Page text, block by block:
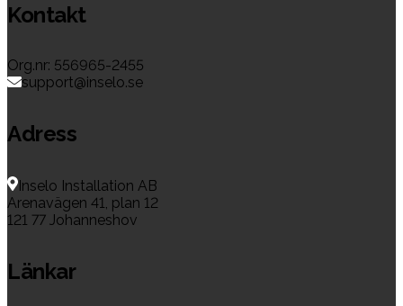
Kontakt
Org.nr: 556965-2455
support@inselo.se
Adress
Inselo Installation AB
Arenavägen 41, plan 12
121 77 Johanneshov
Länkar